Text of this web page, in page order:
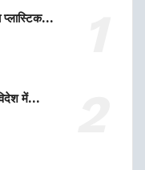
प्लास्टिक…
में…